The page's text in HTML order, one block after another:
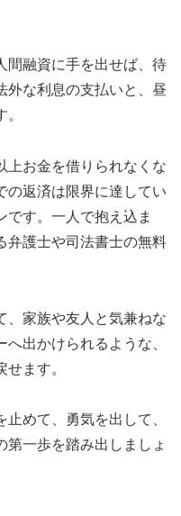
間融資に手を出せば、待
外な利息の支払いと、昼
上お金を借りられなくな
の返済は限界に達してい
です。一人で抱え込ま
弁護士や司法書士の無料
、家族や友人と気兼ねな
出かけられるような、
ます。
めて、勇気を出して、
一歩を踏み出しましょ